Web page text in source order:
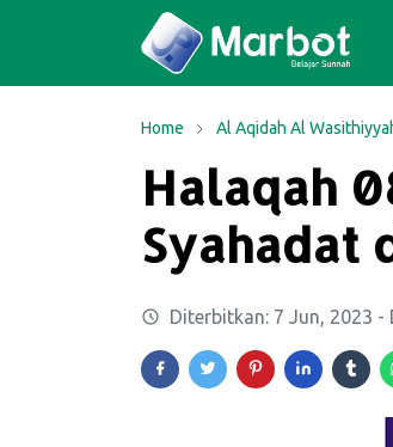
Home Al Aqidah Al
Halaqah
Syahadat
Diterbitkan: 7 Jun, 2023 -